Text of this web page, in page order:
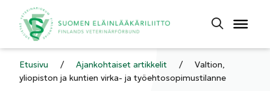
Etusivu / Ajankohtaiset artikkelit /
Valtion,
yliopiston ja kuntien virka- ja työehtosopimustilanne